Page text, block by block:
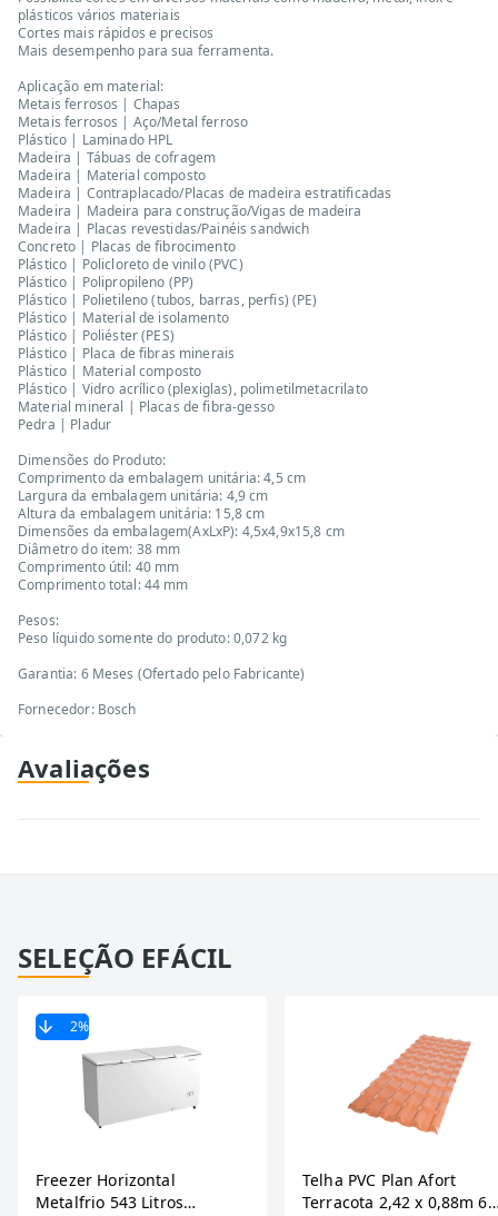
plásticos vários materiais
Cortes mais rápidos e precisos
Mais desempenho para sua ferramenta.
Aplicação em material:
Metais ferrosos | Chapas
Metais ferrosos | Aço/Metal ferroso
Plástico | Laminado HPL
Madeira | Tábuas de cofragem
Madeira | Material composto
Madeira | Contraplacado/Placas de madeira estratificadas
Madeira | Madeira para construção/Vigas de madeira
Madeira | Placas revestidas/Painéis sandwich
Concreto | Placas de fibrocimento
Plástico | Policloreto de vinilo (PVC)
Plástico | Polipropileno (PP)
Plástico | Polietileno (tubos, barras, perfis) (PE)
Plástico | Material de isolamento
Plástico | Poliéster (PES)
Plástico | Placa de fibras minerais
Plástico | Material composto
Plástico | Vidro acrílico (plexiglas), polimetilmetacrilato
Material mineral | Placas de fibra-gesso
Pedra | Pladur
Dimensões do Produto:
Comprimento da embalagem unitária: 4,5 cm
Largura da embalagem unitária: 4,9 cm
Altura da embalagem unitária: 15,8 cm
Dimensões da embalagem(AxLxP): 4,5x4,9x15,8 cm
Diâmetro do item: 38 mm
Comprimento útil: 40 mm
Comprimento total: 44 mm
Pesos:
Peso líquido somente do produto: 0,072 kg
Garantia: 6 Meses (Ofertado pelo Fabricante)
Fornecedor: Bosch
Avaliações
SELEÇÃO EFÁCIL
2%
Freezer Horizontal
Metalfrio 543 Litros
Telha PVC Plan Afort
Terracota 2,42 x 0,88m 6